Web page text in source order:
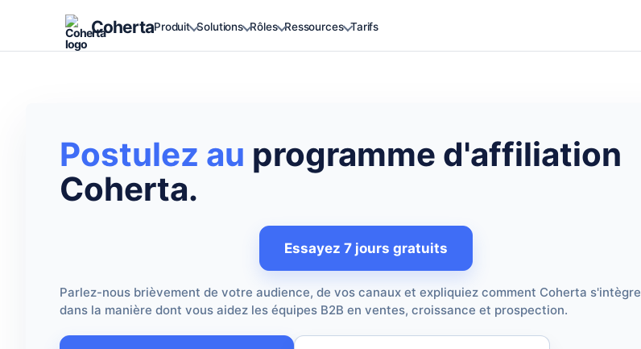
CohertaProduit Solutions Rôles Ressources Tarifs
Postulez au programme d'affiliation
Coherta.
Essayez 7 jours gratuits
Parlez-nous brièvement de votre audience, de vos canaux et expliquiez comment Coherta s'intègre
dans la manière dont vous aidez les équipes B2B en ventes, croissance et prospection.